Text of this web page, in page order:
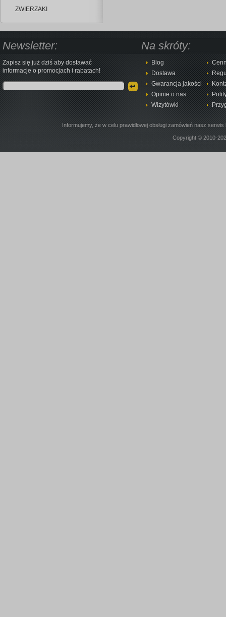
ZWIERZAKI
Newsletter:
Zapisz się już dziś aby dostawać
informacje o promocjach i rabatach!
Na skróty:
Blog
Dostawa
Gwarancja jakości
Opinie o nas
Wizytówki
Informujemy, że w celu prawidłowej obsługi zamówień nasz
Copyright © 2010-